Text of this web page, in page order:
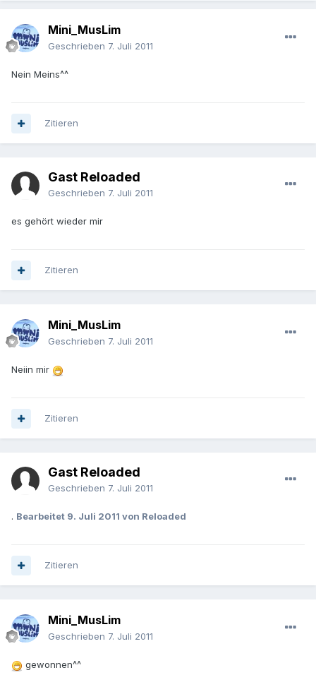
Mini_MusLim
Geschrieben 7. Juli 2011
Nein Meins^^
Zitieren
Gast Reloaded
Geschrieben 7. Juli 2011
es gehört wieder mir
Zitieren
Mini_MusLim
Geschrieben 7. Juli 2011
Neiin mir
Zitieren
Gast Reloaded
Geschrieben 7. Juli 2011
. Bearbeitet 9. Juli 2011 von Reloaded
Zitieren
Mini_MusLim
Geschrieben 7. Juli 2011
gewonnen^^